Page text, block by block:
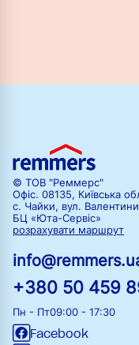
© ТОВ "Реммерс"
Офіс. 08135, Київська
с. Чайки, вул.
БЦ «Юта-Сервіс»
розрахувати маршрут
+380 50 459
Пн - Пт09:00 - 17:30
Facebook